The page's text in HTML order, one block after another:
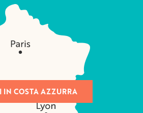
IN COSTA AZZURRA